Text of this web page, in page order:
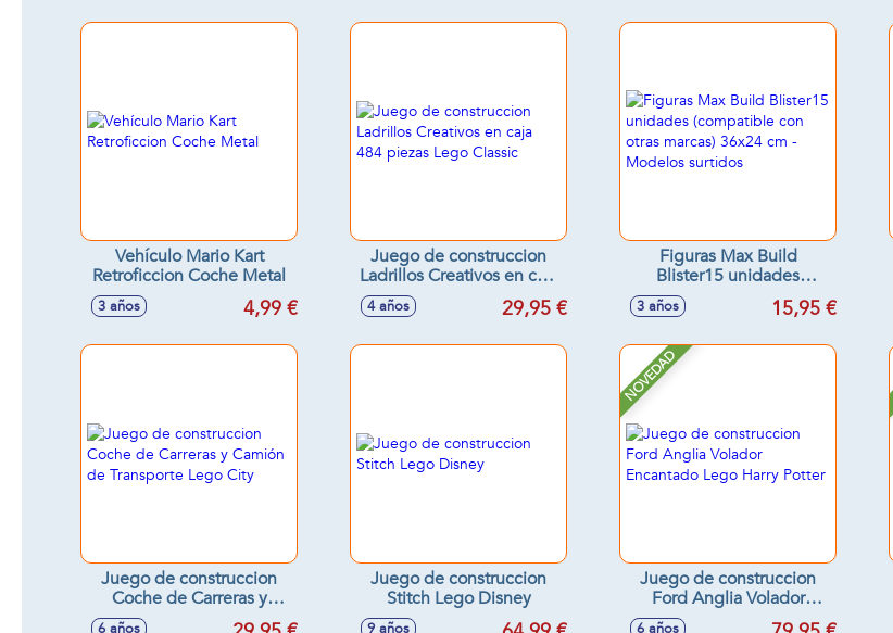
Vehículo Mario Kart
Retroficcion Coche Metal
3 años 4,99 €
Juego de construccion
Ladrillos Creativos en caja
484 piezas Lego Classic
4 años 29,95 €
Figuras Max Build
Blister15 unidades
(compatible con otras
marcas) 36x24 cm -
3 años 15,95 €
Juego de construccion
Coche de Carreras y
Camión de Transporte
6 años
Juego de construccion
Stitch Lego Disney
9 años
NOVEDAD
Juego de construccion
Ford Anglia Volador
Encantado Lego Harry
6 años